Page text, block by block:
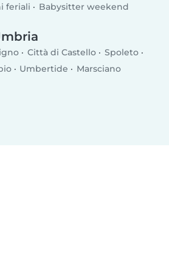
feriali
Babysitter weekend
Città di Castello
Spoleto
Umbertide Marsciano